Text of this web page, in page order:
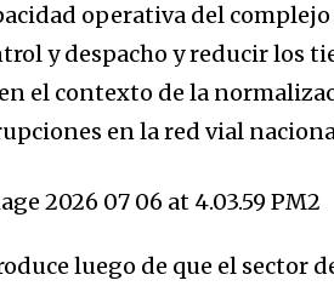
operativa del
y despacho y reducir los
el contexto de la
en la red vial
luego de que el sector